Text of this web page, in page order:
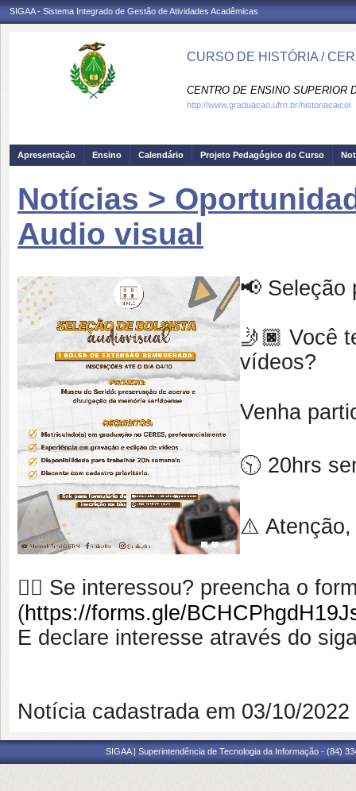
SIGAA - Sistema Integrado de Gestão de Atividades Acadêmicas
CURSO DE HISTÓRIA /
CENTRO DE ENSINO SUPERIOR
http://www.graduacao.ufrn.br/historiacaicol
Apresentação Ensino Calendário Projeto Pedagógico do Curso
Notícias >
Audio visual
📢 Seleção
🤳🏿 Você
vídeos?
Venha
🕥 20hrs
⚠️ Atenção,
👉🏿 Se interessou? preencha o
(https://forms.gle/
E declare interesse através do
Notícia cadastrada em 03/10/
SIGAA | Superintendência de Tecnologia da Informação - (84)